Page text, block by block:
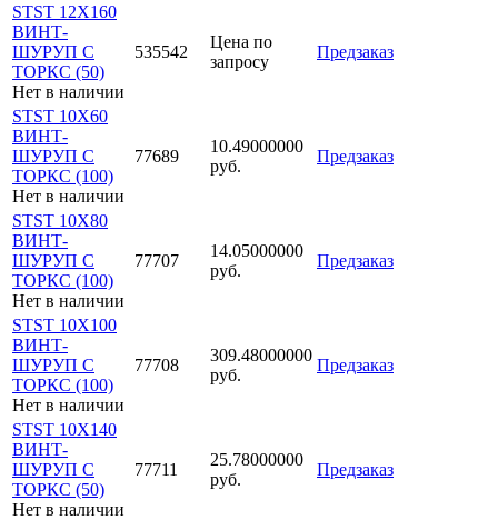
STST 12X160
ВИНТ-
ШУРУП С
ТОРКС (50)
Нет в наличии
535542
Цена по
запросу
Предзаказ
STST 10X60
ВИНТ-
ШУРУП С
ТОРКС (100)
Нет в наличии
77689
10.49000000
руб.
Предзаказ
STST 10X80
ВИНТ-
ШУРУП С
ТОРКС (100)
Нет в наличии
77707
14.05000000
руб.
Предзаказ
STST 10X100
ВИНТ-
ШУРУП С
ТОРКС (100)
Нет в наличии
77708
309.48000000
руб.
Предзаказ
STST 10X140
ВИНТ-
ШУРУП С
ТОРКС (50)
Нет в наличии
77711
25.78000000
руб.
Предзаказ